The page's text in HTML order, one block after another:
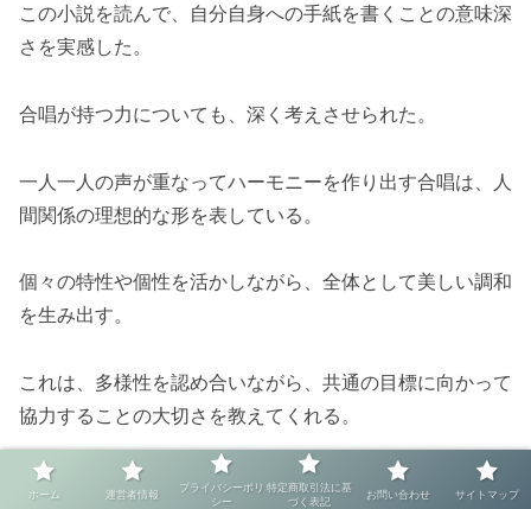
この小説を読んで、自分自身への手紙を書くことの意味深
さを実感した。
合唱が持つ力についても、深く考えさせられた。
一人一人の声が重なってハーモニーを作り出す合唱は、人
間関係の理想的な形を表している。
個々の特性や個性を活かしながら、全体として美しい調和
を生み出す。
これは、多様性を認め合いながら、共通の目標に向かって
協力することの大切さを教えてくれる。
最初はバラバラだった合唱部のメンバーたちが、練習を重
ホーム 運営者情報
プライバシーポリ
シー
特定商取引法に基
づく表記
お問い合わせ サイトマップ